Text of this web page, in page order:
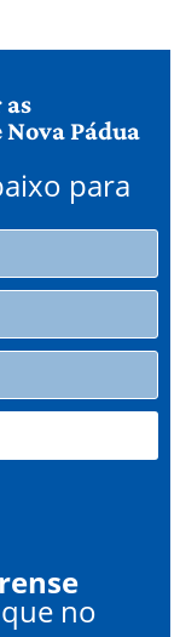
as
Pádua
para
no